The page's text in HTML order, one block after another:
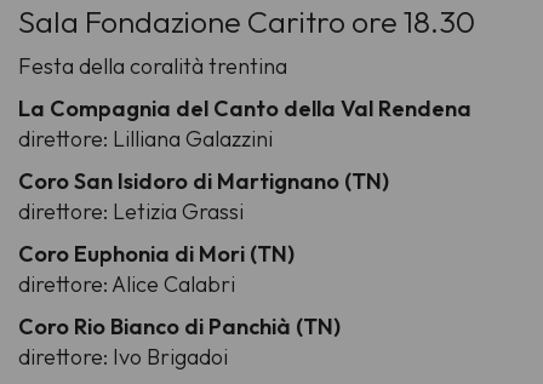
Sala Fondazione Caritro ore 18.30
Festa della coralità trentina
La Compagnia del Canto della Val Rendena
direttore: Lilliana Galazzini
Coro San Isidoro di Martignano (TN)
direttore: Letizia Grassi
Coro Euphonia di Mori (TN)
direttore: Alice Calabri
Coro Rio Bianco di Panchià (TN)
direttore: Ivo Brigadoi